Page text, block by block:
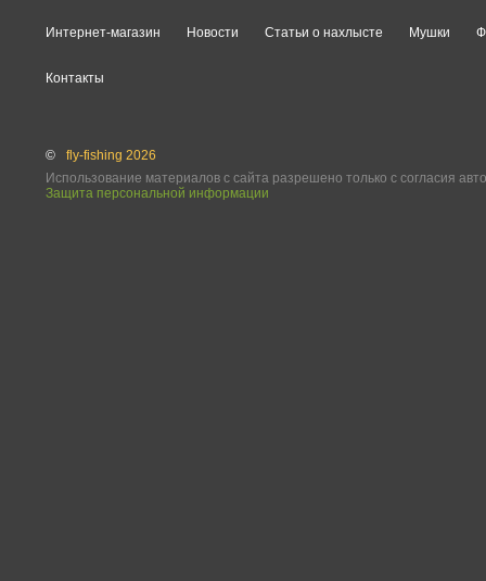
Интернет-магазин Новости Статьи о нахлысте Мушки
Контакты
©
fly-fishing 2026
Использование материалов с сайта разрешено только с согласия
Защита персональной информации